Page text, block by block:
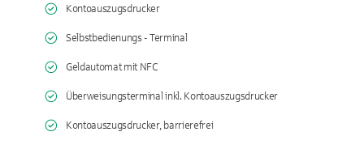
Kontoauszugsdrucker
Selbstbedienungs - Terminal
Geldautomat mit NFC
Überweisungsterminal inkl. Kontoauszugsdrucker
Kontoauszugsdrucker, barrierefrei